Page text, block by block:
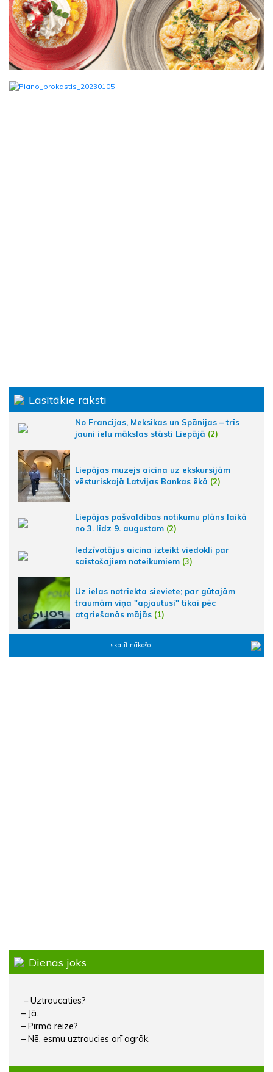
Lasītākie raksti
No Francijas, Meksikas un Spānijas – trīs
jauni ielu mākslas stāsti Liepājā (2)
Liepājas muzejs aicina uz ekskursijām
vēsturiskajā Latvijas Bankas ēkā (2)
Liepājas pašvaldības notikumu plāns laikā
no 3. līdz 9. augustam (2)
Iedzīvotājus aicina izteikt viedokli par
saistošajiem noteikumiem (3)
Uz ielas notriekta sieviete; par gūtajām
traumām viņa "apjautusi" tikai pēc
atgriešanās mājās (1)
skatīt nākošo
Dienas joks
– Uztraucaties?
– Jā.
– Pirmā reize?
– Nē, esmu uztraucies arī agrāk.